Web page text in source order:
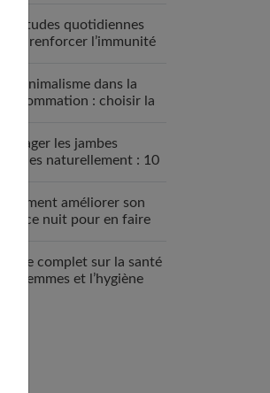
Habitudes quotidiennes
pour renforcer l’immunité
Le minimalisme dans la
consommation : choisir la
Soulager les jambes
lourdes naturellement : 10
Comment améliorer son
espace nuit pour en faire
Guide complet sur la santé
des femmes et l’hygiène